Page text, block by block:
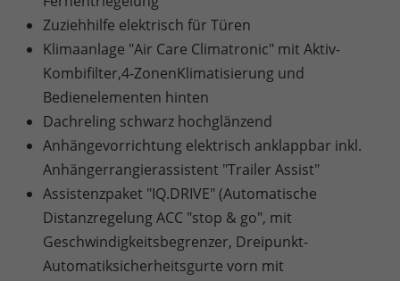
Zuziehhilfe elektrisch für Türen
Klimaanlage "Air Care Climatronic" mit Aktiv-
Kombifilter,4-ZonenKlimatisierung und
Bedienelementen hinten
Dachreling schwarz hochglänzend
Anhängevorrichtung elektrisch anklappbar inkl.
Anhängerrangierassistent "Trailer Assist"
Assistenzpaket "IQ.DRIVE" (Automatische
Distanzregelung ACC "stop & go", mit
Geschwindigkeitsbegrenzer, Dreipunkt-
Automatiksicherheitsgurte vorn mit